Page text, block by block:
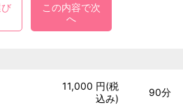
この内容で次
へ
11,000 円(税
込み)
90分